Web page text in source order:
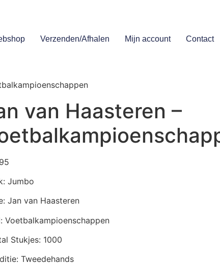
Verzenden/Afhalen Mijn account Contact
van Haasteren –
Jumbo
Jan van Haasteren
Voetbalkampioenschappen
Stukjes: 1000
Tweedehands